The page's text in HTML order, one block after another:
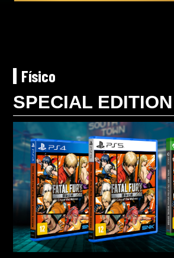
Físico
SPECIAL EDITION